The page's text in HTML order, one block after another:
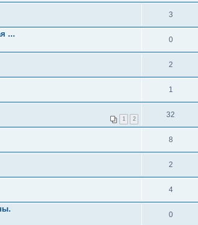
3
...
0
2
1
1 2 32
8
2
4
0